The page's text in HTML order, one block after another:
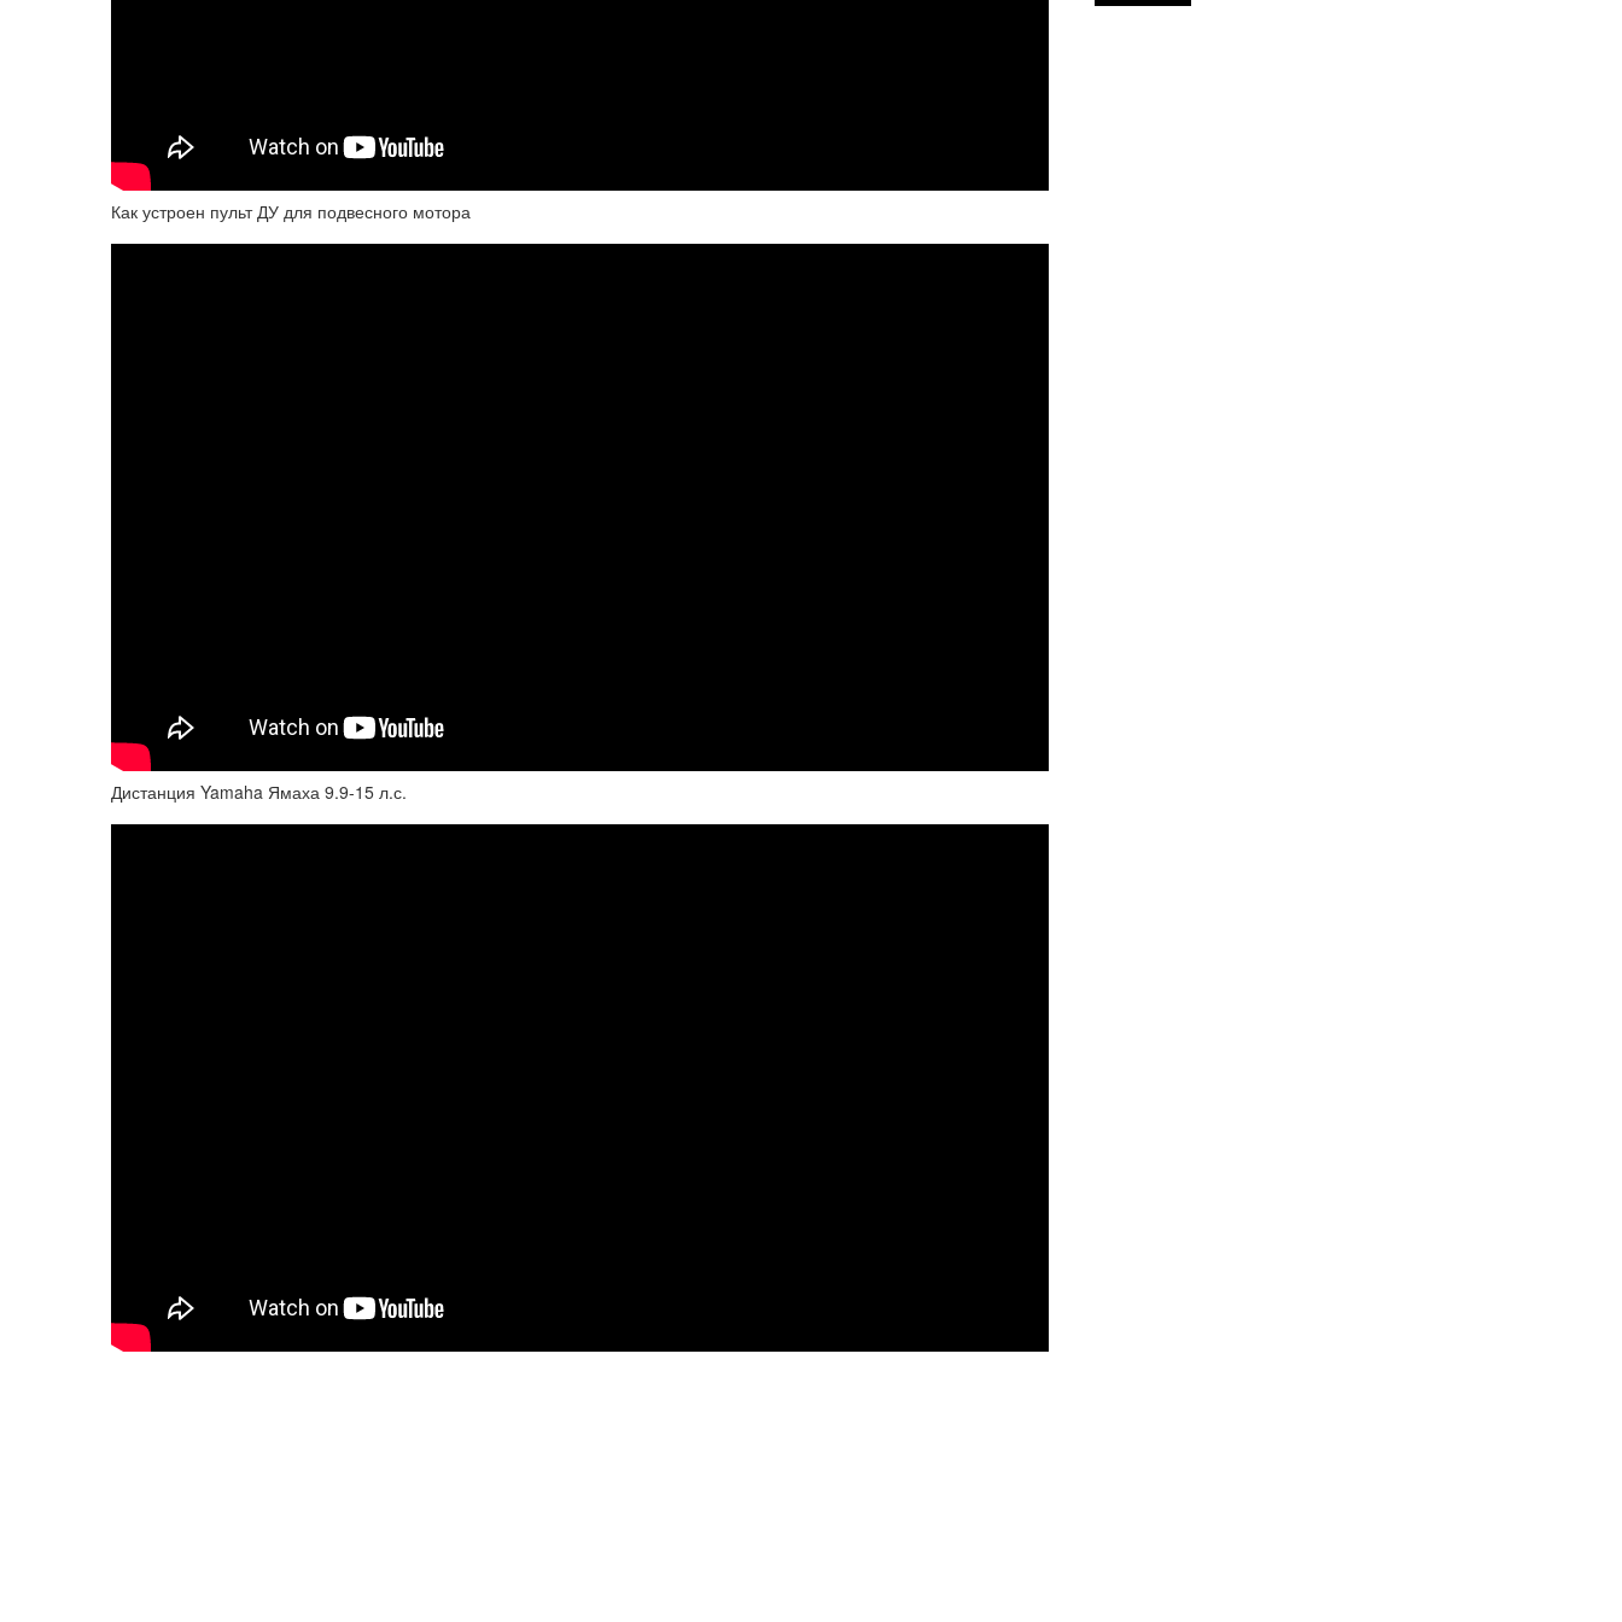
Как устроен пульт ДУ для подвесного мотора
Дистанция Yamaha Ямаха 9.9-15 л.с.